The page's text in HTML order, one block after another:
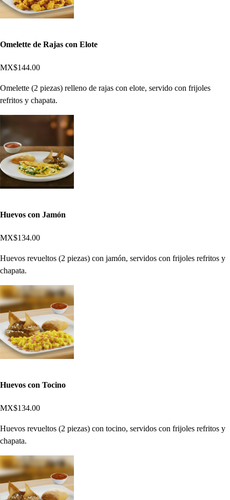
Omelette de Rajas con Elote
MX$144.00
Omelette (2 piezas) relleno de rajas con elote, servido con frijoles
refritos y chapata.
Huevos con Jamón
MX$134.00
Huevos revueltos (2 piezas) con jamón, servidos con frijoles refritos y
chapata.
Huevos con Tocino
MX$134.00
Huevos revueltos (2 piezas) con tocino, servidos con frijoles refritos y
chapata.